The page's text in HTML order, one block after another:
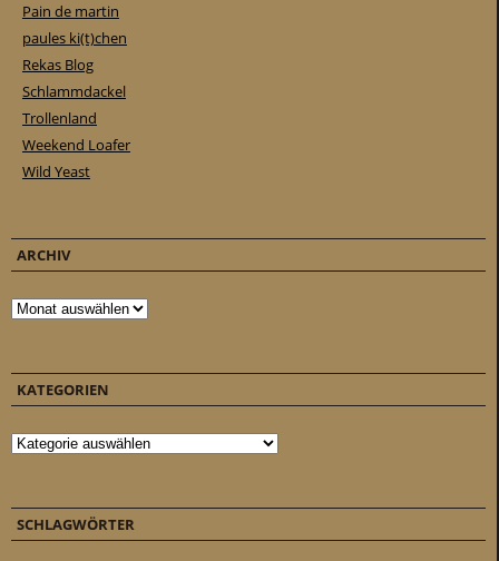
Pain de martin
paules ki(t)chen
Rekas Blog
Schlammdackel
Trollenland
Weekend Loafer
Wild Yeast
ARCHIV
Archiv
KATEGORIEN
Kategorien
SCHLAGWÖRTER